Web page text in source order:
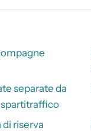
separate da
di riserva